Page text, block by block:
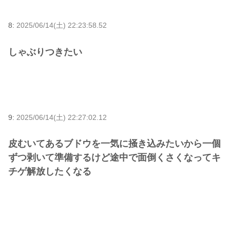
8: 2025/06/14(土) 22:23:58.52
しゃぶりつきたい
9: 2025/06/14(土) 22:27:02.12
皮むいてあるブドウを一気に掻き込みたいから一個
ずつ剥いて準備するけど途中で面倒くさくなってキ
チゲ解放したくなる